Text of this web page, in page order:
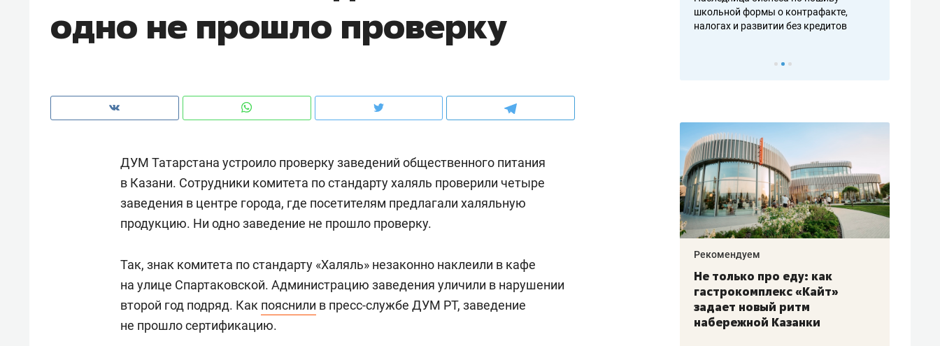
одно не прошло проверку
ДУМ Татарстана устроило проверку заведений общественного питания
в Казани. Сотрудники комитета по стандарту халяль проверили четыре
заведения в центре города, где посетителям предлагали халяльную
продукцию. Ни одно заведение не прошло проверку.
Так, знак комитета по стандарту «Халяль» незаконно наклеили в кафе
на улице Спартаковской. Администрацию заведения уличили в нарушении
второй год подряд. Как пояснили в пресс-службе ДУМ РТ, заведение
не прошло сертификацию.
чем интересен Оман?
школьной формы о контрафакте,
налогах и развитии без кредитов
Опыт выживания в дикой
природе, работа
с ментальным и физическим
состоянием как основа
антихрупких команд
Мексика, рок-концерт
и вагон с чак-чаком: как
в Менделеевске прошла
«Прорывы случались каждые
30 метров»: как «Водоканал»
лечит подземные артерии
Рекомендуем
Не только про еду: как
гастрокомплекс «Кайт»
задает новый ритм
набережной Казанки